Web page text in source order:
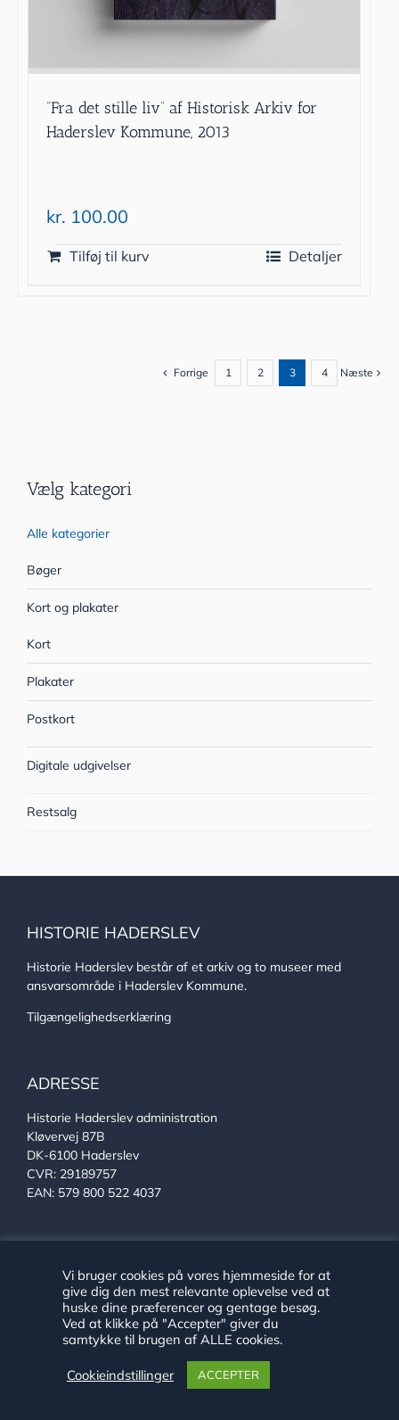
”Fra det stille liv” af Historisk Arkiv for
Haderslev Kommune, 2013
kr. 100.00
Tilføj til kurv Detaljer
Forrige 1 2 3 4 Næste
Vælg kategori
Alle kategorier
Bøger
Kort og plakater
Kort
Plakater
Postkort
Digitale udgivelser
Restsalg
HISTORIE HADERSLEV
Historie Haderslev består af et arkiv og to museer med
ansvarsområde i Haderslev Kommune.
Tilgængelighedserklæring
ADRESSE
Historie Haderslev administration
Kløvervej 87B
DK-6100 Haderslev
CVR: 29189757
EAN: 579 800 522 4037
Se alle vores medarbejdere
Telefon:+45 24 89 79 29
E-mail:arkiv@haderslev.dk
Find os på Facebook
Find os på Instagram
Vi bruger cookies på vores hjemmeside for at
give dig den mest relevante oplevelse ved at
huske dine præferencer og gentage besøg.
Ved at klikke på "Accepter" giver du
samtykke til brugen af ALLE cookies.
Cookieindstillinger ACCEPTER